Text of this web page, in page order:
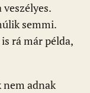
semmi.
rá már példa,
nem adnak